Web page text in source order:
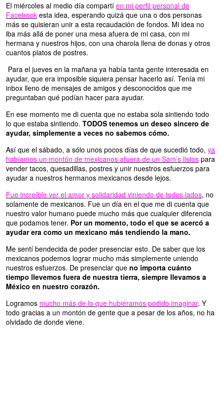
El miércoles al medio día compartí en mi perfil personal de
Facebook esta idea, esperando quizá que una o dos personas
más se quisieran unir a esta recaudación de fondos. Mi idea no
iba más allá de poner una mesa afuera de mi casa, con mi
hermana y nuestros hijos, con una charola llena de donas y otros
cuantos platos de postres.
Para el jueves en la mañana ya había tanta gente interesada en
ayudar, que era imposible siquiera pensar hacerlo así. Tenía mi
inbox lleno de mensajes de amigos y desconocidos que me
preguntaban qué podían hacer para ayudar.
En ese momento me di cuenta que no estaba sola sintiendo todo
lo que estaba sintiendo. TODOS tenemos un deseo sincero de
ayudar, simplemente a veces no sabemos cómo.
Así que el sábado, a sólo unos pocos días de que sucedió todo, ya
habíamos un montón de mexicanos afuera de un Sam’s listos para
vender tacos, quesadillas, postres y unir nuestros esfuerzos para
ayudar a nuestros hermanos mexicanos desde lejos.
Fue increíble ver el amor y solidaridad viniendo de todos lados, no
solamente de mexicanos. Fue un día en el que me di cuenta que
nuestro valor humano puede mucho más que cualquier diferencia
que podamos tener. Por un momento, todo el que se acercó a
ayudar era como un mexicano más tendiendo la mano.
Me sentí bendecida de poder presenciar esto. De saber que los
mexicanos podemos lograr mucho más simplemente uniendo
nuestros esfuerzos. De presenciar que no importa cuánto
tiempo llevemos fuera de nuestra tierra, siempre llevamos a
México en nuestro corazón.
Logramos mucho más de lo que hubiéramos podido imaginar. Y
todo gracias a un montón de gente que a pesar de los años, no ha
olvidado de donde viene.